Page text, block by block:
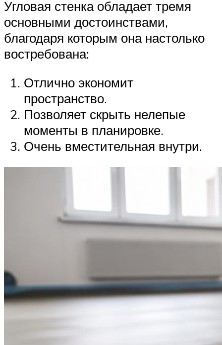
Угловая стенка обладает тремя
основными достоинствами,
благодаря которым она настолько
востребована:
Отлично экономит
пространство.
Позволяет скрыть нелепые
моменты в планировке.
Очень вместительная внутри.